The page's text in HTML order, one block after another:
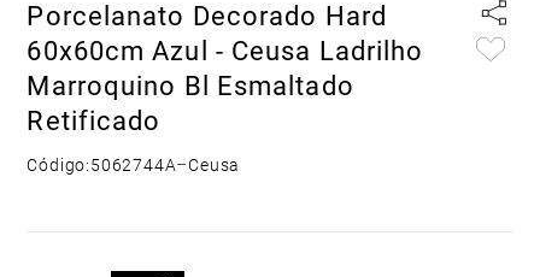
Porcelanato Decorado Hard
60x60cm Azul - Ceusa Ladrilho
Marroquino Bl Esmaltado
Retificado
Código:5062744A–Ceusa
8
toalheiro
9º
torneira parede
10º cuba embutir